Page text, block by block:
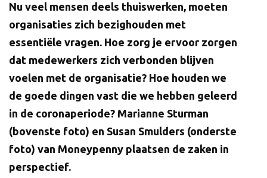
Nu veel mensen deels thuiswerken, moeten
organisaties zich bezighouden met
essentiële vragen. Hoe zorg je ervoor zorgen
dat medewerkers zich verbonden blijven
voelen met de organisatie? Hoe houden we
de goede dingen vast die we hebben geleerd
in de coronaperiode? Marianne Sturman
(bovenste foto) en Susan Smulders (onderste
foto) van Moneypenny plaatsen de zaken in
perspectief.